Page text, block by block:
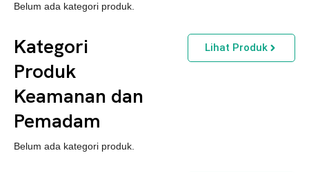
Belum ada kategori produk.
Kategori
Produk
Keamanan dan
Pemadam
Lihat Produk
Belum ada kategori produk.